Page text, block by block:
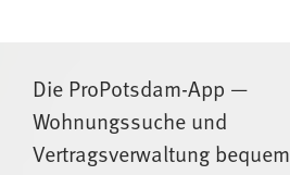
Die ProPotsdam-App —
Wohnungssuche und
Vertragsverwaltung bequem